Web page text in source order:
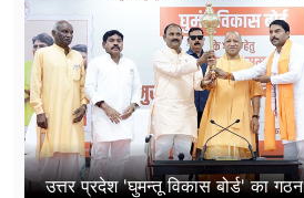
उत्तर प्रदेश 'घुमन्तू विकास बोर्ड' का